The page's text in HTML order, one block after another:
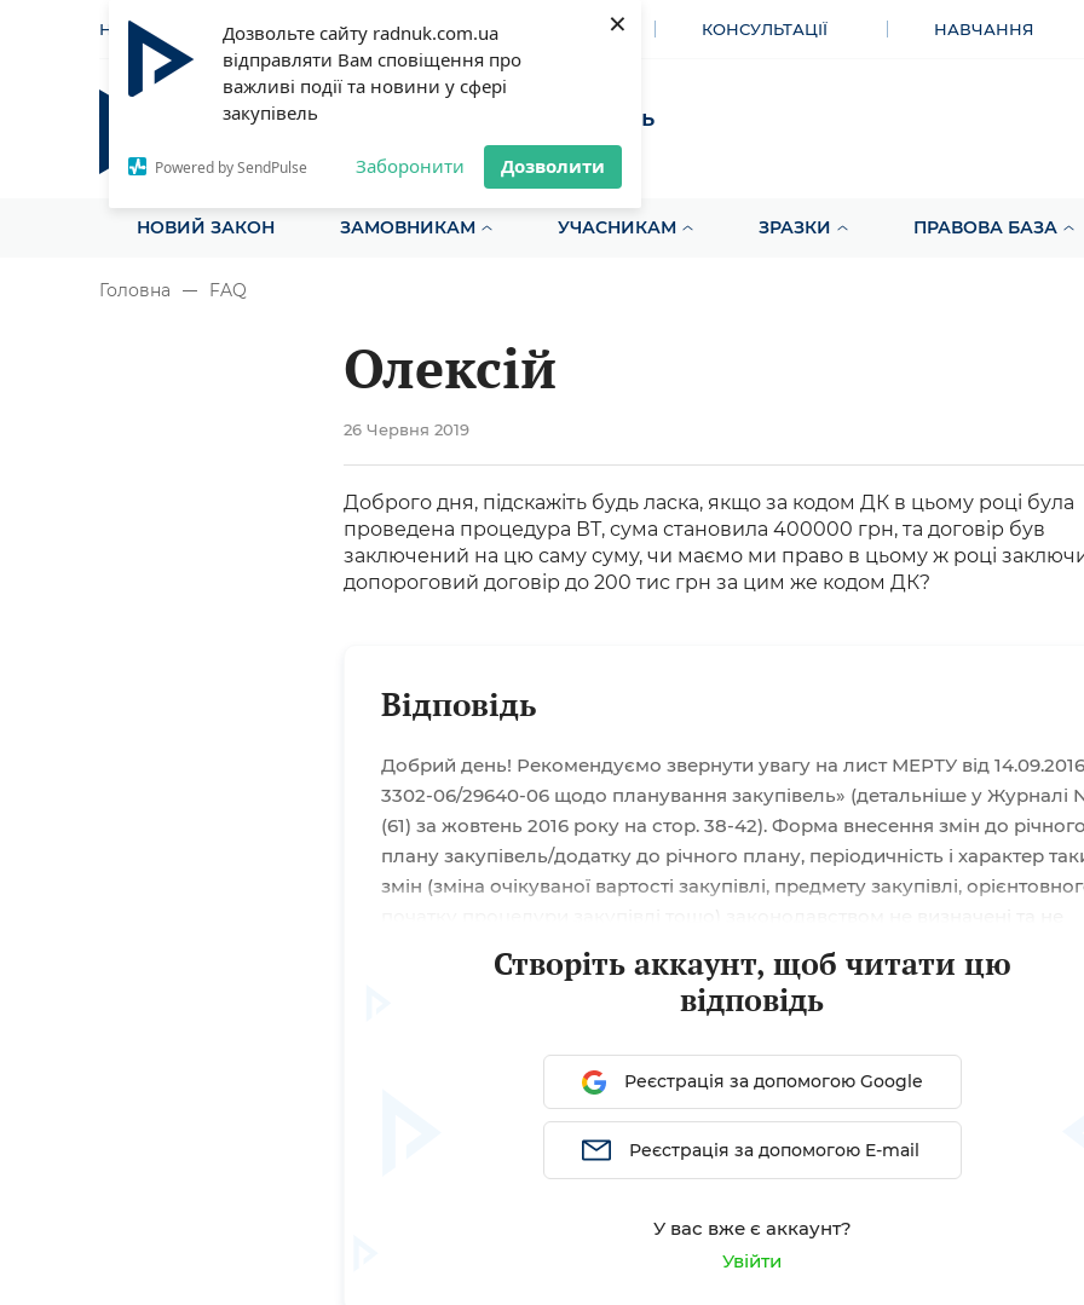
Дозвольте сайту radnuk.com.ua
відправляти Вам сповіщення про
важливі події та новини у сфері
закупівель
Powered by SendPulse Заборонити Дозволити
×
НОВИНИ СТАТТІ ІНСТРУМЕНТИ КОНСУЛЬТАЦІЇ НАВЧАННЯ
Радник у сфері публічних закупівель
Все для закупівель на одному порталі
НОВИЙ ЗАКОН ЗАМОВНИКАМ УЧАСНИКАМ ЗРАЗКИ ПРАВОВА БАЗА
Головна FAQ
Олексій
26 Червня 2019
Доброго дня, підскажіть будь ласка, якщо за кодом ДК в цьому році була
проведена процедура ВТ, сума становила 400000 грн, та договір був
заключений на цю саму суму, чи маємо ми право в цьому ж році
допороговий договір до 200 тис грн за цим же кодом ДК?
Відповідь
Добрий день! Рекомендуємо звернути увагу на лист МЕРТУ від
3302-06/29640-06 щодо планування закупівель» (детальніше у Журналі
(61) за жовтень 2016 року на стор. 38-42). Форма внесення змін до річного
плану закупівель/додатку до річного плану, періодичність і характер
змін (зміна очікуваної вартості закупівлі, предмету закупівлі,
обмежені. Тому замовник може періодично вносити зміни до річного
закупівель/додатку до річного плану відповідно до наявного
Створіть аккаунт, щоб читати цю
відповідь
Реєстрація за допомогою Google
Реєстрація за допомогою E-mail
У вас вже є аккаунт?
Увійти